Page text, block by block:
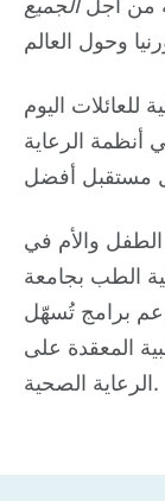
من أجلالجميع
للعائلات اليوم
أنظمة الرعاية
والأم في
الطب بجامعة
برامج تُسهّل
المعقدة على
الرعاية الصحية.